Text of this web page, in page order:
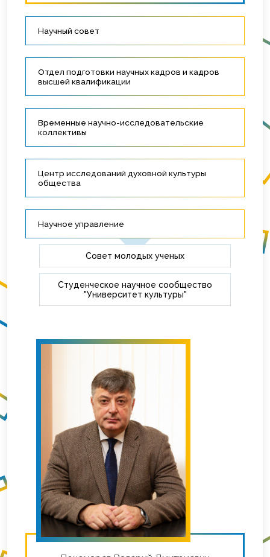
Научный совет
Отдел подготовки научных кадров и кадров
высшей квалификации
Временные научно-исследовательские
коллективы
Центр исследований духовной культуры
общества
Научное управление
Совет молодых ученых
Студенческое научное сообщество
"Университет культуры"